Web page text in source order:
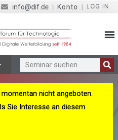
info@dif.de Konto LOG IN
nicht angeboten.
Sie Interesse an diesem